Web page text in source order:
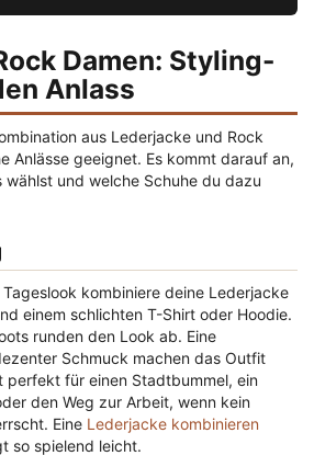
Damen: Styling-
Anlass
aus Lederjacke und Rock
Anlässe geeignet. Es kommt darauf an,
wählst und welche Schuhe du dazu
kombiniere deine Lederjacke
einem schlichten T-Shirt oder Hoodie.
runden den Look ab. Eine
Schmuck machen das Outfit
perfekt für einen Stadtbummel, ein
den Weg zur Arbeit, wenn kein
Eine Lederjacke kombinieren
so spielend leicht.